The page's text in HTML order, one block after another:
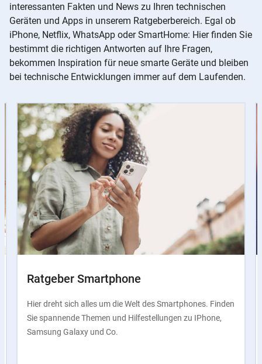
interessanten Fakten und News zu Ihren technischen
Geräten und Apps in unserem Ratgeberbereich. Egal ob
iPhone, Netflix, WhatsApp oder SmartHome: Hier finden Sie
bestimmt die richtigen Antworten auf Ihre Fragen,
bekommen Inspiration für neue smarte Geräte und bleiben
bei technische Entwicklungen immer auf dem Laufenden.
Instructions
Ratgeber Smartphone
Hier dreht sich alles um die Welt des Smartphones. Finden
Sie spannende Themen und Hilfestellungen zu IPhone,
Samsung Galaxy und Co.